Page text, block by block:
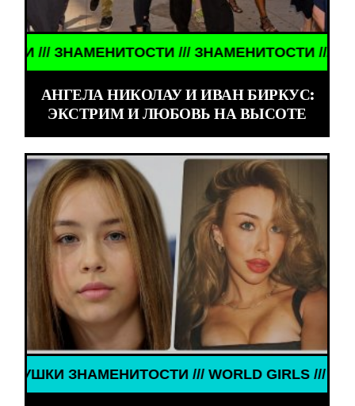
ЗНАМЕНИТОСТИ /// ЗНАМЕНИТОСТИ ///
АНГЕЛА НИКОЛАУ И ИВАН БИРКУС:
ЭКСТРИМ И ЛЮБОВЬ НА ВЫСОТЕ
/// WORLD GIRLS /// ДЕВУШКИ